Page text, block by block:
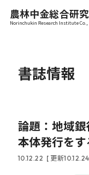
農林中金総合研
Norinchukin Research Institute Co.,
書誌情報
論題：地域
本体発行を
10.12.22 [ 更新